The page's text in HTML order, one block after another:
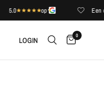
op Een
LOGIN 0